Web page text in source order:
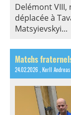
Delémont
déplacée à
Matsyievskyi...
Matchs
24.02.2026 , Kerll Andreas